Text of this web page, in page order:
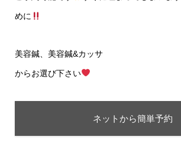
めに
美容鍼、美容鍼&カッサ
からお選び下さい
ネットから簡単予約